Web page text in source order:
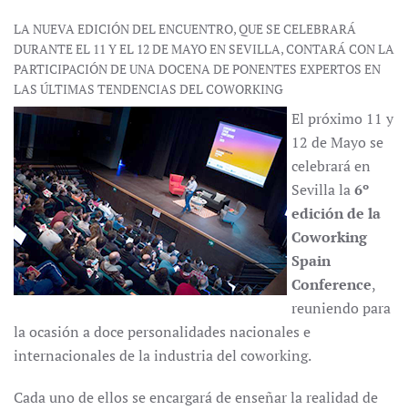
LA NUEVA EDICIÓN DEL ENCUENTRO, QUE SE CELEBRARÁ
DURANTE EL 11 Y EL 12 DE MAYO EN SEVILLA, CONTARÁ CON LA
PARTICIPACIÓN DE UNA DOCENA DE PONENTES EXPERTOS EN
LAS ÚLTIMAS TENDENCIAS DEL COWORKING
El próximo 11 y
12 de Mayo se
celebrará en
Sevilla la6º
edición de la
Coworking
Spain
Conference,
reuniendo para
la ocasión a doce personalidades nacionales e
internacionales de la industria del coworking.
Cada uno de ellos se encargará de enseñar la realidad de